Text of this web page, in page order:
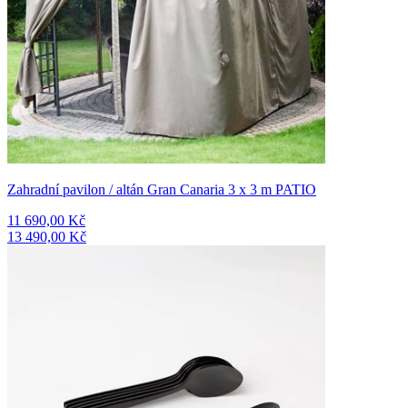
Zahradní pavilon / altán Gran Canaria 3 x 3 m PATIO
11 690,00 Kč
13 490,00 Kč